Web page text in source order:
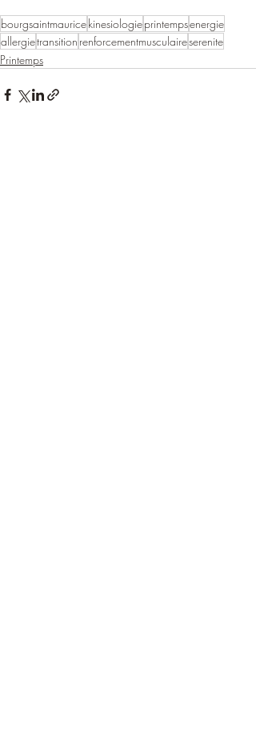
bourgsaintmauricekinesiologieprintempsenergie
allergietransition renforcementmusculaireserenite
Printemps